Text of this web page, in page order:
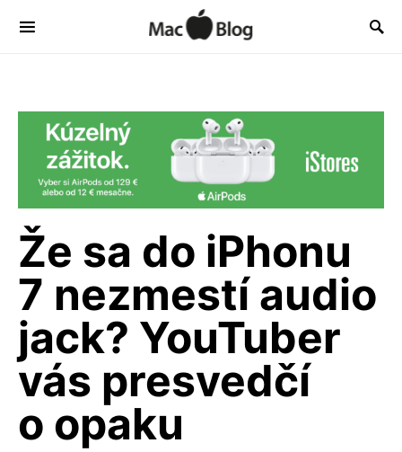
Že sa do iPhonu
7 nezmestí audio
jack? YouTuber
vás presvedčí
o opaku